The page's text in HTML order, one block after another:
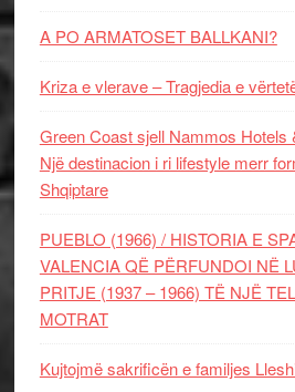
A PO ARMATOSET BALLKANI?
Kriza e vlerave – Tragjedia e
Green Coast sjell Nammos Hotels
Një destinacion i ri lifestyle merr
Shqiptare
PUEBLO (1966) / HISTORIA E
VALENCIA QË PËRFUNDOI NË
PRITJE (1937 – 1966) TË NJË
MOTRAT
Kujtojmë sakrificën e familjes